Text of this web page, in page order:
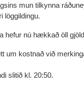
mun tilkynna
löggildingu.
hefur nú hækkað öll
um kostnað við
slitið kl. 20:50.